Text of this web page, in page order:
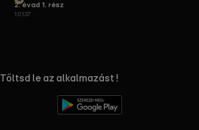
2. évad 1. rész
1:01:37
RTL+ useful links.
Töltsd le az alkalmazást !